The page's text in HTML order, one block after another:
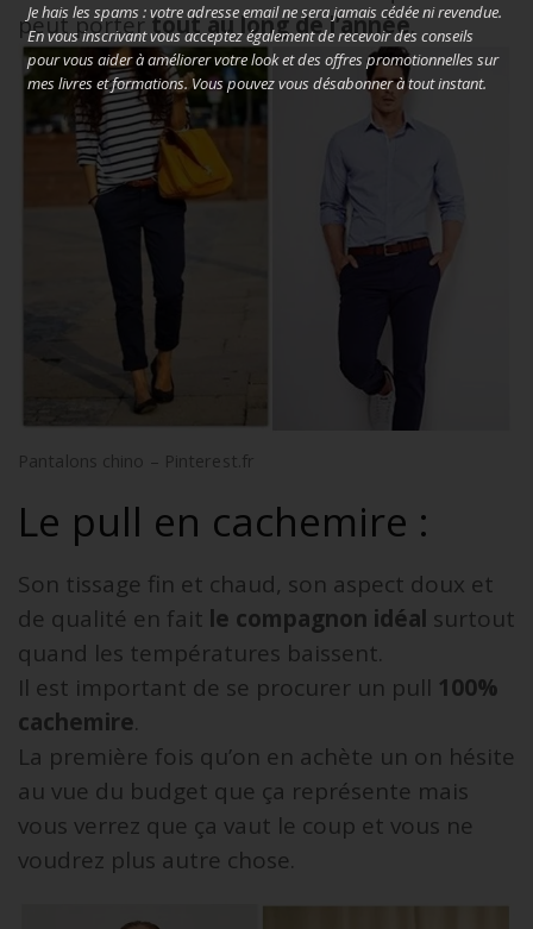
peut portertout au long de l’année.
Pantalons chino – Pinterest.fr
Le pull en cachemire :
Son tissage fin et chaud, son aspect doux et
de qualité en fait le compagnon idéal surtout
quand les températures baissent.
Il est important de se procurer un pull 100%
cachemire.
La première fois qu’on en achète un on hésite
au vue du budget que ça représente mais
vous verrez que ça vaut le coup et vous ne
voudrez plus autre chose.
Je hais les spams : votre adresse email ne sera jamais cédée ni revendue.
En vous inscrivant vous acceptez également de recevoir des conseils
pour vous aider à améliorer votre look et des offres promotionnelles sur
mes livres et formations. Vous pouvez vous désabonner à tout instant.